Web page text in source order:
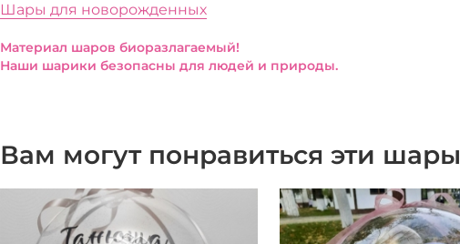
Шары для новорожденных
Материал шаров биоразлагаемый!
Наши шарики безопасны для людей и природы.
Вам могут понравиться эти шары